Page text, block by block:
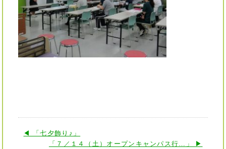
◀ 「七夕飾り♪」
「７／１４（土）オープンキャンパス行…」 ▶